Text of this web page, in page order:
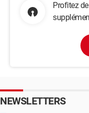
Profitez
NEWSLETTERS